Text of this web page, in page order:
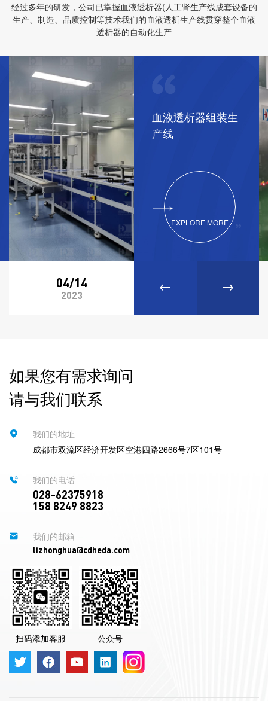
经过多年的研发，公司已掌握血液透析器(人工肾生产线成套设备的
生产、制造、品质控制等技术我们的血液透析生产线贯穿整个血液
透析器的自动化生产
血液透析器组装生
产线
EXPLORE MORE
04/14
2023
如果您有需求询问
请与我们联系
我们的地址
成都市双流区经济开发区空港四路2666号7区101号
我们的电话
028-62375918
158 8249 8823
我们的邮箱
lizhonghua@cdheda.com
扫码添加客服 公众号